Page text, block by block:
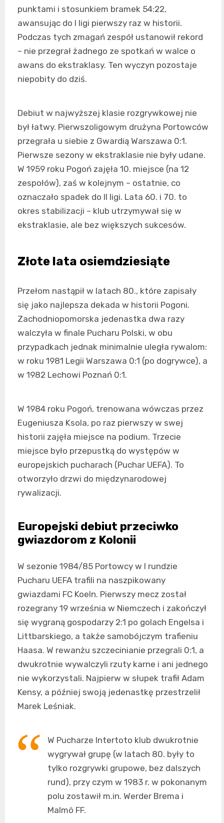
punktami i stosunkiem bramek 54:22,
awansując do I ligi pierwszy raz w historii.
Podczas tych zmagań zespół ustanowił rekord
– nie przegrał żadnego ze spotkań w walce o
awans do ekstraklasy. Ten wyczyn pozostaje
niepobity do dziś.
Debiut w najwyższej klasie rozgrywkowej nie
był łatwy. Pierwszoligowym drużyna Portowców
przegrała u siebie z Gwardią Warszawa 0:1.
Pierwsze sezony w ekstraklasie nie były udane.
W 1959 roku Pogoń zajęła 10. miejsce (na 12
zespołów), zaś w kolejnym – ostatnie, co
oznaczało spadek do II ligi. Lata 60. i 70. to
okres stabilizacji – klub utrzymywał się w
ekstraklasie, ale bez większych sukcesów.
Złote lata osiemdziesiąte
Przełom nastąpił w latach 80., które zapisały
się jako najlepsza dekada w historii Pogoni.
Zachodniopomorska jedenastka dwa razy
walczyła w finale Pucharu Polski, w obu
przypadkach jednak minimalnie uległa rywalom:
w roku 1981 Legii Warszawa 0:1 (po dogrywce), a
w 1982 Lechowi Poznań 0:1.
W 1984 roku Pogoń, trenowana wówczas przez
Eugeniusza Ksola, po raz pierwszy w swej
historii zajęła miejsce na podium. Trzecie
miejsce było przepustką do występów w
europejskich pucharach (Puchar UEFA). To
otworzyło drzwi do międzynarodowej
rywalizacji.
Europejski debiut przeciwko
gwiazdorom z Kolonii
W sezonie 1984/85 Portowcy w I rundzie
Pucharu UEFA trafili na naszpikowany
gwiazdami FC Koeln. Pierwszy mecz został
rozegrany 19 września w Niemczech i zakończył
się wygraną gospodarzy 2:1 po golach Engelsa i
Littbarskiego, a także samobójczym trafieniu
Haasa. W rewanżu szczecinianie przegrali 0:1, a
dwukrotnie wywalczyli rzuty karne i ani jednego
nie wykorzystali. Najpierw w słupek trafił Adam
Kensy, a później swoją jedenastkę przestrzelił
Marek Leśniak.
W Pucharze Intertoto klub dwukrotnie
wygrywał grupę (w latach 80. były to
tylko rozgrywki grupowe, bez dalszych
rund), przy czym w 1983 r. w pokonanym
polu zostawił m.in. Werder Brema i
Malmö FF.